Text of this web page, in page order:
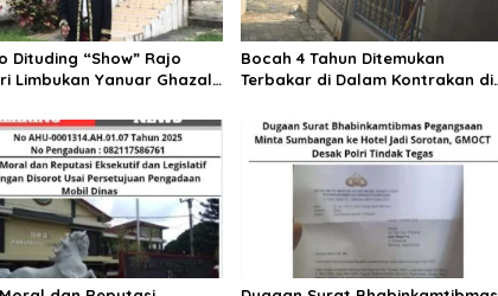
Dituding “Show” Rajo
Limbukan Yanuar Ghazali
Gerbang Ngalau
Bocah 4 Tahun Ditemukan
Terbakar di Dalam Kontrakan di